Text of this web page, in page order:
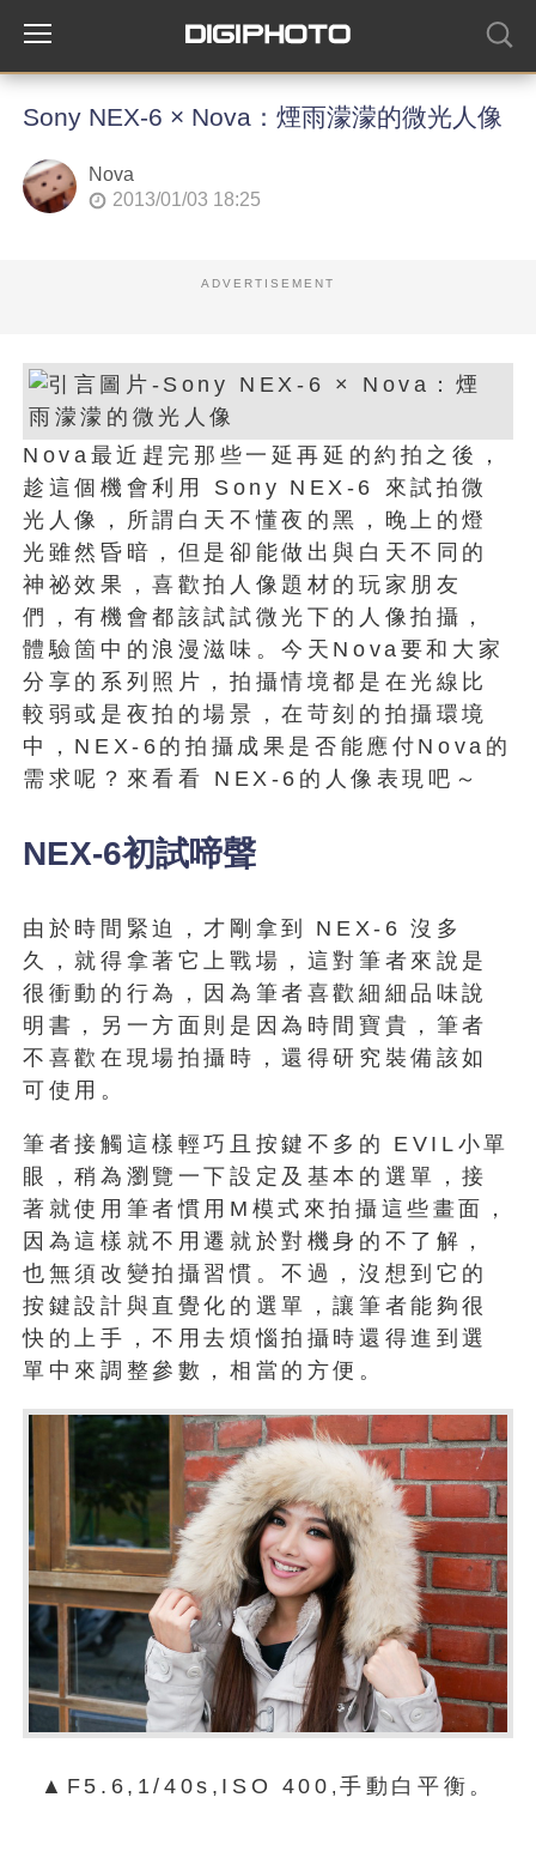
Sony NEX-6 × Nova：煙雨濛濛的微光人像
Nova
2013/01/03 18:25
ADVERTISEMENT
Nova最近趕完那些一延再延的約拍之後，
趁這個機會利用 Sony NEX-6 來試拍微
光人像，所謂白天不懂夜的黑，晚上的燈
光雖然昏暗，但是卻能做出與白天不同的
神祕效果，喜歡拍人像題材的玩家朋友
們，有機會都該試試微光下的人像拍攝，
體驗箇中的浪漫滋味。今天Nova要和大家
分享的系列照片，拍攝情境都是在光線比
較弱或是夜拍的場景，在苛刻的拍攝環境
中，NEX-6的拍攝成果是否能應付Nova的
需求呢？來看看 NEX-6的人像表現吧～
NEX-6初試啼聲
由於時間緊迫，才剛拿到 NEX-6 沒多
久，就得拿著它上戰場，這對筆者來說是
很衝動的行為，因為筆者喜歡細細品味說
明書，另一方面則是因為時間寶貴，筆者
不喜歡在現場拍攝時，還得研究裝備該如
可使用。
筆者接觸這樣輕巧且按鍵不多的
EVIL小單
眼，稍為瀏覽一下設定及基本的選單，接
著就使用筆者慣用M模式來拍攝這些畫面，
因為這樣就不用遷就於對機身的不了解，
也無須改變拍攝習慣。不過，沒想到它的
按鍵設計與直覺化的選單，讓筆者能夠很
快的上手，不用去煩惱拍攝時還得進到選
單中來調整參數，相當的方便。
▲F5.6,1/40s,ISO 400 ,手動白平衡。